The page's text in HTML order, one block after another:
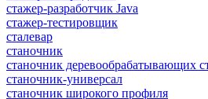
стажер-разработчик Java
стажер-тестировщик
сталевар
станочник
станочник деревообрабатывающих
станочник-универсал
станочник широкого профиля